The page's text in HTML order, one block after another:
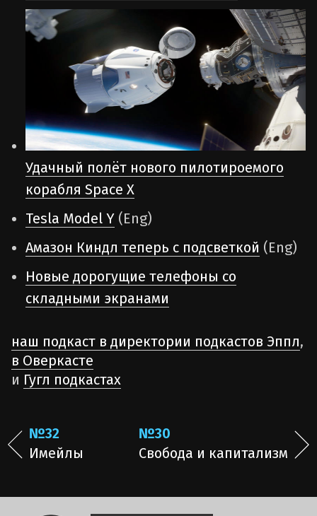
Удачный полёт нового пилотироемого
корабля Space X
Tesla Model Y (Eng)
Амазон Киндл теперь с подсветкой (Eng)
Новые дорогущие телефоны со
складными экранами
наш подкаст в директории подкастов Эппл,
в Оверкасте
и Гугл подкастах
№32
Имейлы
№30
Свобода и капитализм